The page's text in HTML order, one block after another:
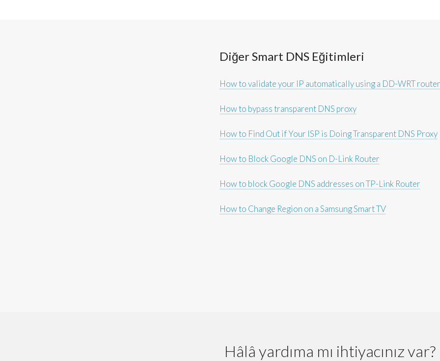
Diğer Smart DNS Eğitimleri
How to validate your IP automatically using a DD-WRT router
How to bypass transparent DNS proxy
How to Find Out if Your ISP is Doing Transparent DNS Proxy
How to Block Google DNS on D-Link Router
How to block Google DNS addresses on TP-Link Router
How to Change Region on a Samsung Smart TV
Hâlâ yardıma mı ihtiyacınız var?